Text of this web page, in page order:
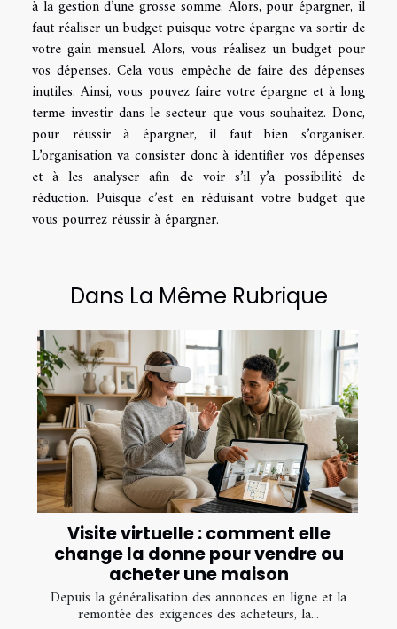
à la gestion d’une grosse somme. Alors, pour épargner, il
faut réaliser un budget puisque votre épargne va sortir de
votre gain mensuel. Alors, vous réalisez un budget pour
vos dépenses. Cela vous empêche de faire des dépenses
inutiles. Ainsi, vous pouvez faire votre épargne et à long
terme investir dans le secteur que vous souhaitez. Donc,
pour réussir à épargner, il faut bien s’organiser.
L’organisation va consister donc à identifier vos dépenses
et à les analyser afin de voir s’il y’a possibilité de
réduction. Puisque c’est en réduisant votre budget que
vous pourrez réussir à épargner.
Dans La Même Rubrique
Visite virtuelle : comment elle
change la donne pour vendre ou
acheter une maison
Depuis la généralisation des annonces en ligne et la
remontée des exigences des acheteurs, la...